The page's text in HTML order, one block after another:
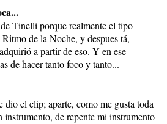
Tinelli porque realmente el tipo
de la Noche, y despues tá,
a partir de eso. Y en ese
de hacer tanto foco y tanto...
dio el clip; aparte, como me gusta toda
instrumento, de repente mi instrumento